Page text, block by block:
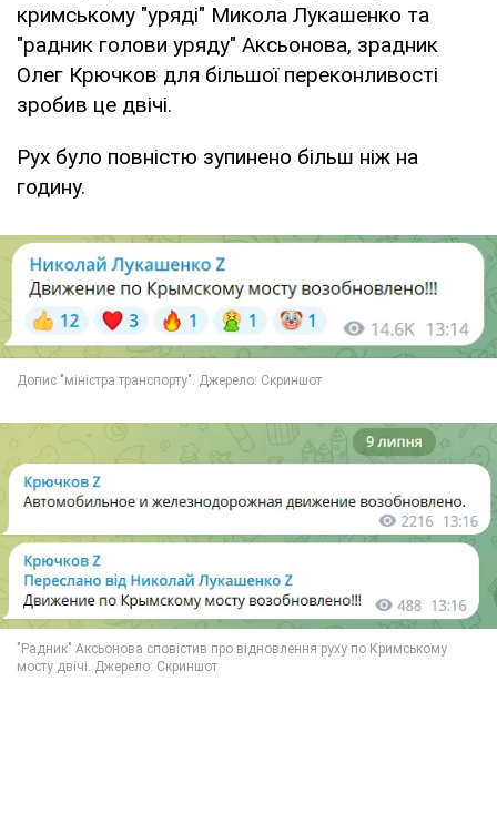
кримському "уряді" Микола Лукашенко та
"радник голови уряду" Аксьонова, зрадник
Олег Крючков для більшої переконливості
зробив це двічі.
Рух було повністю зупинено більш ніж на
годину.